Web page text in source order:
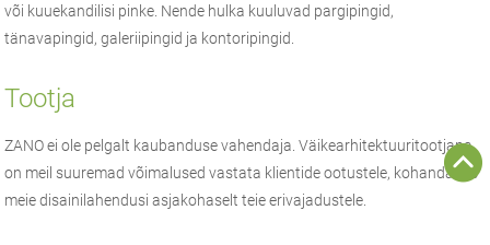
või kuuekandilisi pinke. Nende hulka kuuluvad pargipingid,
tänavapingid, galeriipingid ja kontoripingid.
Tootja
ZANOei ole pelgalt kaubanduse vahendaja.Väikearhitektuuritootjana
on meil suuremad võimalused vastata klientide ootustele, kohandades
meie disainilahendusi asjakohaselt teie erivajadustele.